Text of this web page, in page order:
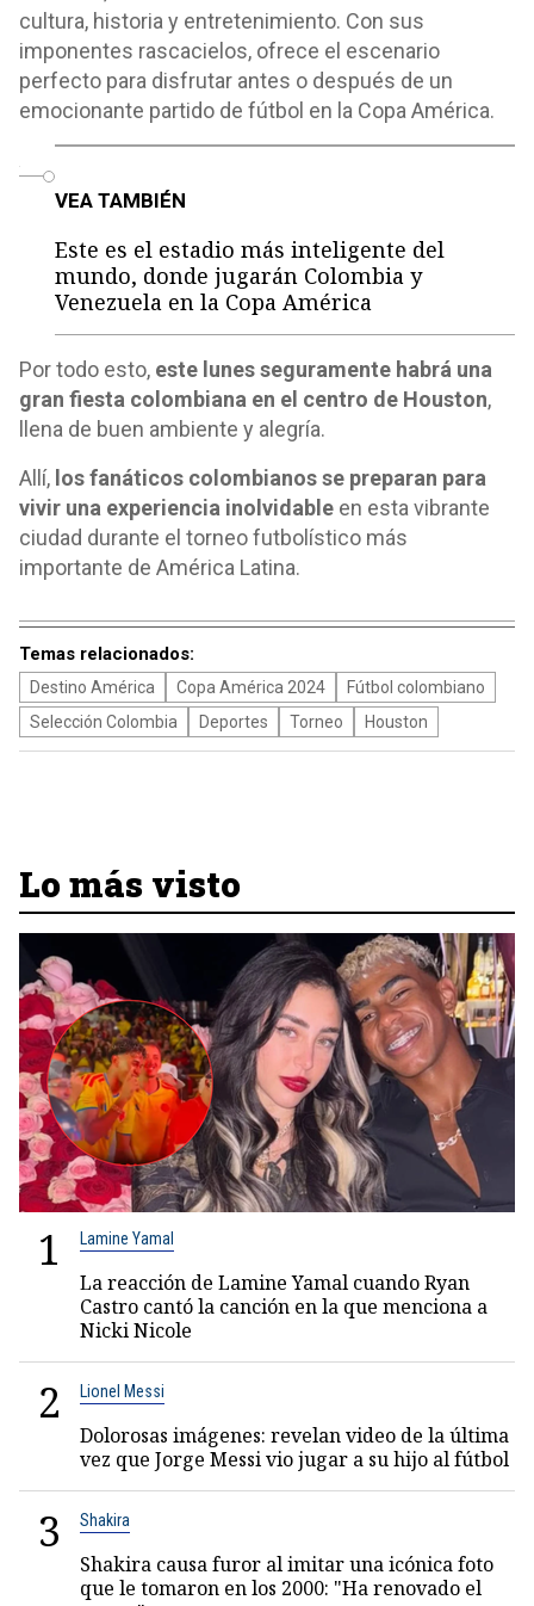
cultura, historia y entretenimiento. Con sus
imponentes rascacielos, ofrece el escenario
perfecto para disfrutar antes o después de un
emocionante partido de fútbol en la Copa América.
VEA TAMBIÉN
Este es el estadio más inteligente del
mundo, donde jugarán Colombia y
Venezuela en la Copa América
Por todo esto, este lunes seguramente habrá una
gran fiesta colombiana en el centro de Houston,
llena de buen ambiente y alegría.
Allí, los fanáticos colombianos se preparan para
vivir una experiencia inolvidable en esta vibrante
ciudad durante el torneo futbolístico más
importante de América Latina.
Temas relacionados:
Destino América Copa América 2024
Fútbol colombiano
Selección Colombia
Deportes Torneo Houston
Lo más visto
1 Lamine Yamal
La reacción de Lamine Yamal cuando Ryan
Castro cantó la canción en la que menciona a
Nicki Nicole
2 Lionel Messi
Dolorosas imágenes: revelan video de la última
vez que Jorge Messi vio jugar a su hijo al fútbol
3 Shakira
Shakira causa furor al imitar una icónica foto
que le tomaron en los 2000: "Ha renovado el